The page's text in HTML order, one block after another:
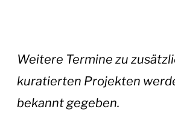
Weitere Termine zu
kuratierten Projekten
bekannt gegeben.